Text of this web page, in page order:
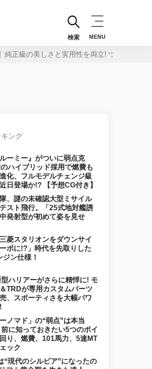
検索 MENU
純正級の美しさと実用性を両立! ついにあの
キング
ルーミー』がついに弱点克
ハイブリッド採用で燃費も
化、フルモデルチェンジ級
日登場か!? 【予想CG付き】
、謎の未確認大型ミサイル
スト飛行。「25式地対艦誘
発射型が初めて姿を見せ
三菱スタリオンをダウンサイ
ボに!?」時代を先取りした
ン仕様！
型ハリアーがさらに精悍に! モ
TRDが専用カスタムパーツ
、スポーティさを大幅パワ
ーノマド」の“弱点”は本当
に知っておきたい5つのポイ
り、燃費、101馬力、5速MT
ック
“現代のシルビア”になったの